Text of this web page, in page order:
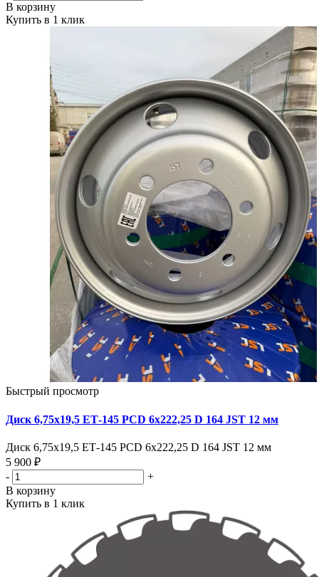
В корзину
Купить в 1 клик
Быстрый просмотр
Диск 6,75х19,5 ЕТ-145 PCD 6x222,25 D 164 JST 12 мм
Диск 6,75х19,5 ЕТ-145 PCD 6x222,25 D 164 JST 12 мм
5 900 ₽
-
+
В корзину
Купить в 1 клик